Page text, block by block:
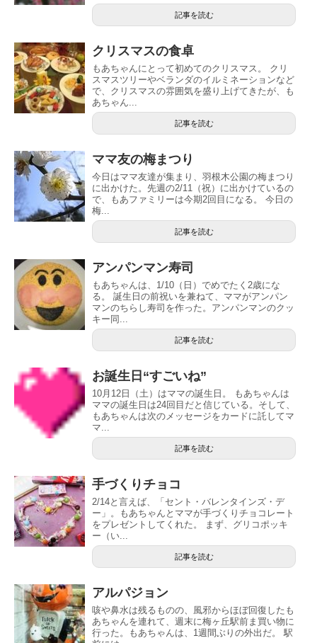
記事を読む
クリスマスの食卓
もあちゃんにとって初めてのクリスマス。 クリ
スマスツリーやベランダのイルミネーションなど
で、クリスマスの雰囲気を盛り上げてきたが、も
あちゃん...
記事を読む
ママ友の梅まつり
今日はママ友達が集まり、羽根木公園の梅まつり
に出かけた。先週の2/11（祝）に出かけているの
で、もあファミリーは今期2回目になる。 今日の
梅...
記事を読む
アンパンマン寿司
もあちゃんは、1/10（日）でめでたく2歳にな
る。 誕生日の前祝いを兼ねて、ママがアンパン
マンのちらし寿司を作った。アンパンマンのクッ
キー同...
記事を読む
お誕生日“すごいね”
10月12日（土）はママの誕生日。 もあちゃんは
ママの誕生日は24回目だと信じている。そして、
もあちゃんは次のメッセージをカードに託してマ
マ...
記事を読む
手づくりチョコ
2/14と言えば、「セント・バレンタインズ・デ
ー」。もあちゃんとママが手づくりチョコレート
をプレゼントしてくれた。 まず、グリコポッキ
ー（い...
記事を読む
アルパジョン
咳や鼻水は残るものの、風邪からほぼ回復したも
あちゃんを連れて、週末に梅ヶ丘駅前ま買い物に
行った。もあちゃんは、1週間ぶりの外出だ。 駅